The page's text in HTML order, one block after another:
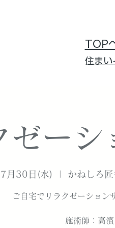
TOP
住まい
ゼー
7月30日(水) かねしろ
ご自宅でリラクゼーション
施術師：高